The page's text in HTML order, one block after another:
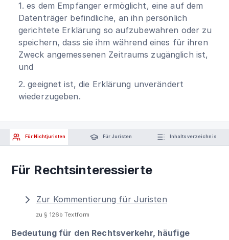
1. es dem Empfänger ermöglicht, eine auf dem
Datenträger befindliche, an ihn persönlich
gerichtete Erklärung so aufzubewahren oder zu
speichern, dass sie ihm während eines für ihren
Zweck angemessenen Zeitraums zugänglich ist,
und
2. geeignet ist, die Erklärung unverändert
wiederzugeben.
Für Nichtjuristen Für Juristen Inhaltsverzeichnis
Für Rechtsinteressierte
Zur Kommentierung für Juristen
zu § 126b Textform
Bedeutung für den Rechtsverkehr, häufige